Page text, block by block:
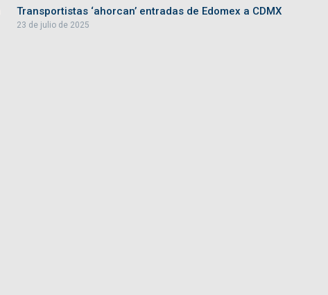
Transportistas ‘ahorcan’ entradas de Edomex a CDMX
23 de julio de 2025